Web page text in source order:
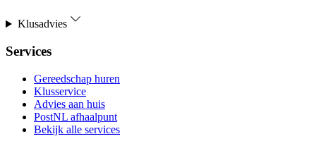
Klusadvies
Services
Gereedschap huren
Klusservice
Advies aan huis
PostNL afhaalpunt
Bekijk alle services